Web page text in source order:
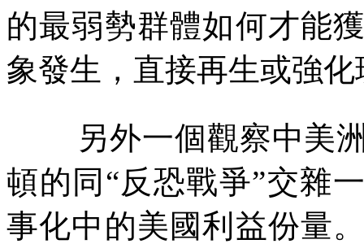
的最弱勢群體如何才能
象發生，直接再生或強
另外一個觀察中美
頓的同“反恐戰爭”交雜
事化中的美國利益份量